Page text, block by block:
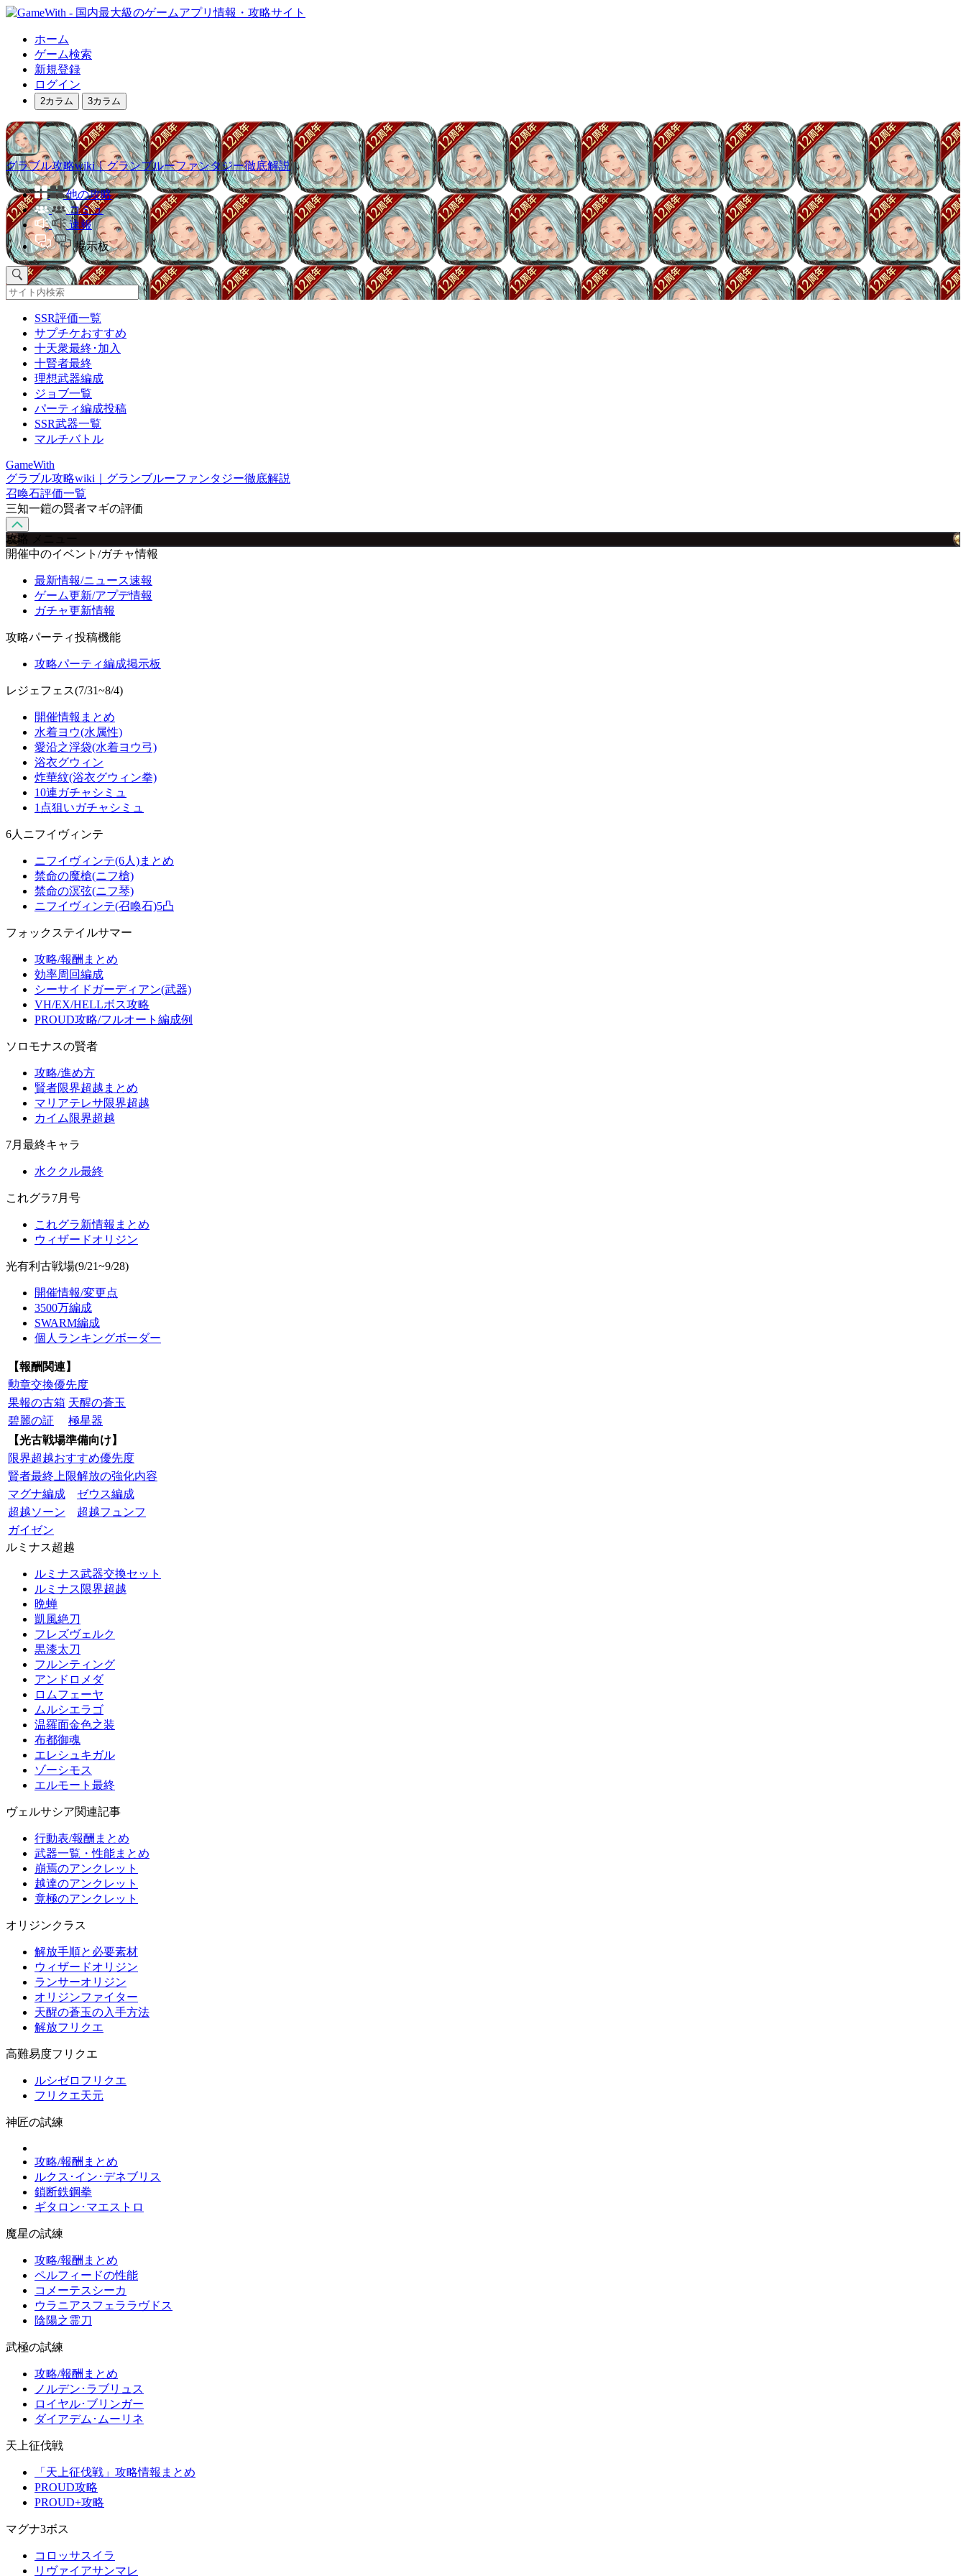
ホーム
ゲーム検索
新規登録
ログイン
2カラム 3カラム
グラブル攻略wiki｜グランブルーファンタジー徹底解説
他の攻略
コミュ
速報
掲示板
SSR評価一覧
サプチケおすすめ
十天衆最終･加入
十賢者最終
理想武器編成
ジョブ一覧
パーティ編成投稿
SSR武器一覧
マルチバトル
GameWith
グラブル攻略wiki｜グランブルーファンタジー徹底解説
召喚石評価一覧
三知一鎧の賢者マギの評価
攻略 メニュー
開催中のイベント/ガチャ情報
最新情報/ニュース速報
ゲーム更新/アプデ情報
ガチャ更新情報
攻略パーティ投稿機能
攻略パーティ編成掲示板
レジェフェス(7/31~8/4)
開催情報まとめ
水着ヨウ(水属性)
愛沿之浮袋(水着ヨウ弓)
浴衣グウィン
炸華紋(浴衣グウィン拳)
10連ガチャシミュ
1点狙いガチャシミュ
6人ニフイヴィンテ
ニフイヴィンテ(6人)まとめ
禁命の魔槍(ニフ槍)
禁命の溟弦(ニフ琴)
ニフイヴィンテ(召喚石)5凸
フォックステイルサマー
攻略/報酬まとめ
効率周回編成
シーサイドガーディアン(武器)
VH/EX/HELLボス攻略
PROUD攻略/フルオート編成例
ソロモナスの賢者
攻略/進め方
賢者限界超越まとめ
マリアテレサ限界超越
カイム限界超越
7月最終キャラ
水ククル最終
これグラ7月号
これグラ新情報まとめ
ウィザードオリジン
光有利古戦場(9/21~9/28)
開催情報/変更点
3500万編成
SWARM編成
個人ランキングボーダー
【報酬関連】
勲章交換優先度
果報の古箱 天醒の蒼玉
碧麗の証
極星器
【光古戦場準備向け】
限界超越おすすめ優先度
賢者最終上限解放の強化内容
マグナ編成
ゼウス編成
超越ソーン
超越フュンフ
ガイゼン
ルミナス超越
ルミナス武器交換セット
ルミナス限界超越
晩蝉
凱風絶刀
フレズヴェルク
黒漆太刀
フルンティング
アンドロメダ
ロムフェーヤ
ムルシエラゴ
温羅面金色之装
布都御魂
エレシュキガル
ゾーシモス
エルモート最終
ヴェルサシア関連記事
行動表/報酬まとめ
武器一覧・性能まとめ
崩焉のアンクレット
越達のアンクレット
竟極のアンクレット
オリジンクラス
解放手順と必要素材
ウィザードオリジン
ランサーオリジン
オリジンファイター
天醒の蒼玉の入手方法
解放フリクエ
高難易度フリクエ
ルシゼロフリクエ
フリクエ天元
神匠の試練
攻略/報酬まとめ
ルクス･イン･デネブリス
鎖断鉄鋼拳
ギタロン･マエストロ
魔星の試練
攻略/報酬まとめ
ペルフィードの性能
コメーテスシーカ
ウラニアスフェララヴドス
陰陽之霊刀
武極の試練
攻略/報酬まとめ
ノルデン･ラブリュス
ロイヤル･ブリンガー
ダイアデム･ムーリネ
天上征伐戦
「天上征伐戦」攻略情報まとめ
PROUD攻略
PROUD+攻略
マグナ3ボス
コロッサスイラ
リヴァイアサンマレ